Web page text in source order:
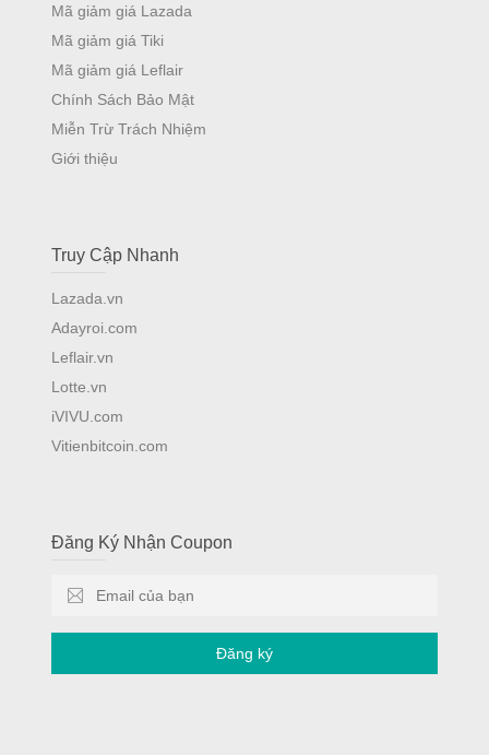
Mã giảm giá Lazada
Mã giảm giá Tiki
Mã giảm giá Leflair
Chính Sách Bảo Mật
Miễn Trừ Trách Nhiệm
Giới thiệu
Truy Cập Nhanh
Lazada.vn
Adayroi.com
Leflair.vn
Lotte.vn
iVIVU.com
Vitienbitcoin.com
Đăng Ký Nhận Coupon
Đăng ký